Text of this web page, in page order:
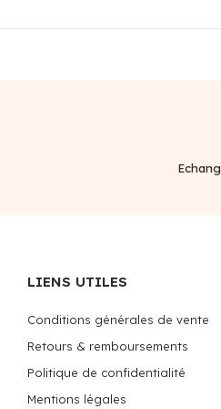
LIENS UTILES
Conditions générales de vente
Retours & remboursements
Politique de confidentialité
Mentions légales